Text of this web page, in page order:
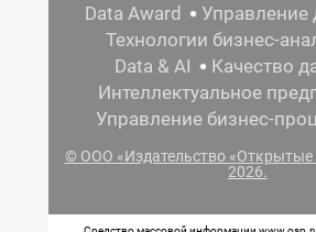
Data Award
Технологии бизнес-
Data & AI
Качество
Интеллектуальное
Управление бизнес-
© ООО «Издательство «Открытые
2026.